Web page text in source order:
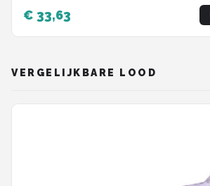
€ 33,63
VERGELIJKBARE LOOD